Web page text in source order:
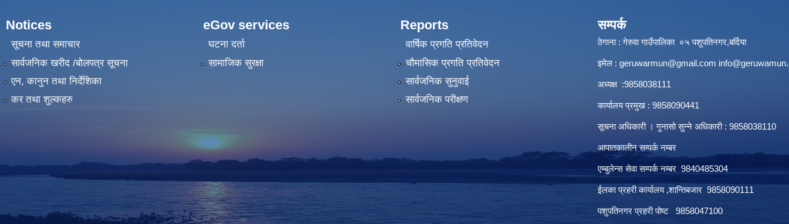
Notices
सूचना तथा समाचार
सार्वजनिक खरीद /बोलपत्र सूचना
एन, कानुन तथा निर्देशिका
कर तथा शुल्कहरु
eGov services
घटना दर्ता
सामाजिक सुरक्षा
Reports
वार्षिक प्रगति प्रतिवेदन
चौमासिक प्रगति प्रतिवेदन
सार्वजनिक सुनुवाई
सार्वजनिक परीक्षण
सम्पर्क
ठेगाना : गेरुवा गाउँपालिका ०५ पशुपतिनगर,बर्दिया
इमेल : geruwarmun@gmail.com
अध्यक्ष :9858038111
कार्यालय प्रमुख : 9858090441
सूचना अधिकारी । गुनासो सुन्ने अधिकारी : 9858038110
आपातकालीन सम्पर्क नम्बर
एम्बुलेन्स सेवा सम्पर्क नम्बर 9840485304
ईलका प्रहरी कार्यालय ,शान्तिबजार 9858090111
पशुपतिनगर प्रहरी पोष्ट 9858047100